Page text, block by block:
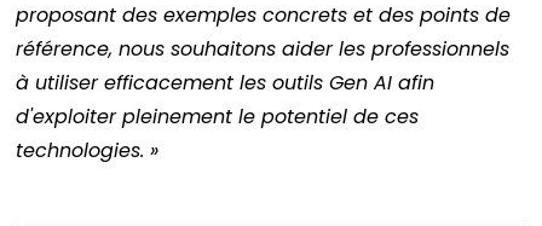
proposant des exemples concrets et des points de
référence, nous souhaitons aider les professionnels
à utiliser efficacement les outils Gen AI afin
d'exploiter pleinement le potentiel de ces
technologies. »